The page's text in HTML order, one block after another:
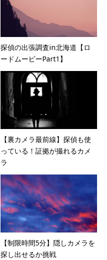
探偵の出張調査in北海道【ロ
ードムービーPart1】
【裏カメラ最前線】探偵も使
っている！証拠が撮れるカメ
ラ
【制限時間5分】隠しカメラを
探し出せるか挑戦